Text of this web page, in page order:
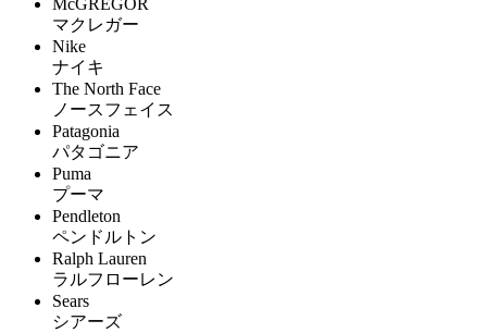
McGREGOR
マクレガー
Nike
ナイキ
The North Face
ノースフェイス
Patagonia
パタゴニア
Puma
プーマ
Pendleton
ペンドルトン
Ralph Lauren
ラルフローレン
Sears
シアーズ